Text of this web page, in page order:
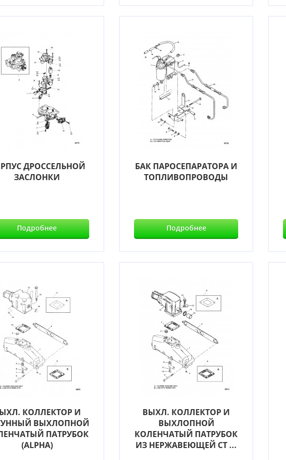
ДРОССЕЛЬНОЙ
ЗАСЛОНКИ
Подробнее
БАК ПАРОСЕПАРАТОРА И
ТОПЛИВОПРОВОДЫ
Подробнее
КОЛЛЕКТОР И
ВЫХЛОПНОЙ
ПАТРУБОК
(ALPHA)
ВЫХЛ. КОЛЛЕКТОР И
ВЫХЛОПНОЙ
КОЛЕНЧАТЫЙ ПАТРУБОК
ИЗ НЕРЖАВЕЮЩЕЙ СТ ...